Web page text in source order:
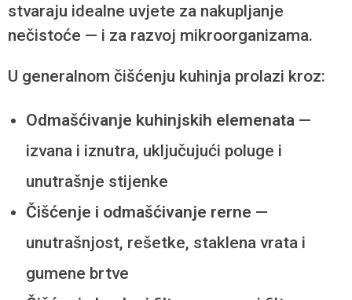
stvaraju idealne uvjete za nakupljanje
nečistoće — i za razvoj mikroorganizama.
U generalnom čišćenju kuhinja prolazi kroz:
Odmašćivanje kuhinjskih elemenata —
izvana i iznutra, uključujući poluge i
unutrašnje stijenke
Čišćenje i odmašćivanje rerne —
unutrašnjost, rešetke, staklena vrata i
gumene brtve